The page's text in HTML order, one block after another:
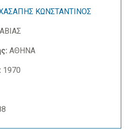
ΚΩΝΣΤΑΝΤΙΝΟΣ
ΑΘΗΝΑ
1970